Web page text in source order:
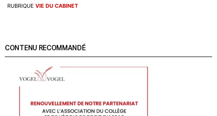
RUBRIQUE VIE DU CABINET
CONTENU RECOMMANDÉ